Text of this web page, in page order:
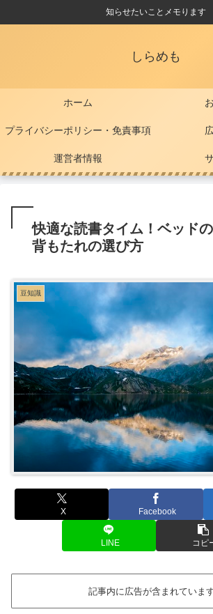
知らせたいことメモります
しらめも
ホーム
プライバシーポリシー・免責事項
運営者情報
快適な読書タイム！ベッド
背もたれの選び方
豆知識
X Facebook
LINE コピ
記事内に広告が含まれています